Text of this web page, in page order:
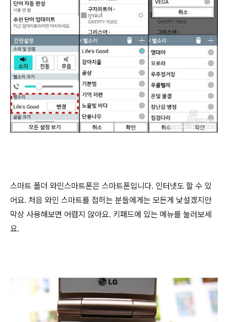
스마트 폴더 와인스마트폰은 스마트폰입니다. 인터넷도 할 수 있
어요. 처음 와인 스마트를 접허는 분들에게는 모든게 낯설겠지만
막상 사용해보면 어렵지 않아요. 키패드에 있는 메뉴를 눌러보세
요.